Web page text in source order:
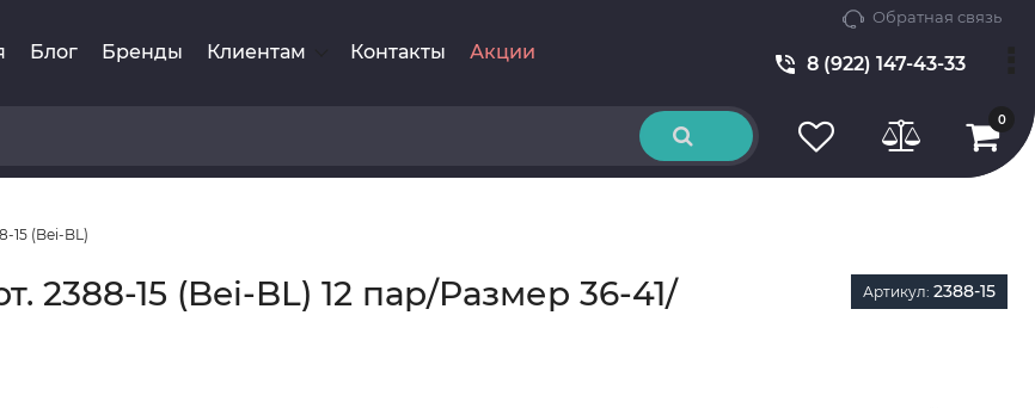
Обратная связь
Блог Бренды Клиентам Контакты Акции
8 (922) 147-43-33
0
15 (Bei-BL)
2388-15 (Bei-BL) 12 пар/Размер 36-41/
Артикул: 2388-15